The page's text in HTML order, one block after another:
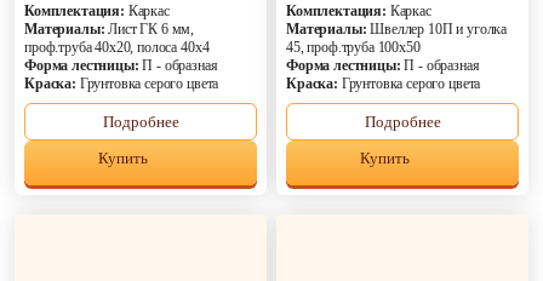
Комплектация: Каркас
Материалы: Лист ГК 6 мм,
проф.труба 40х20, полоса 40х4
Форма лестницы: П - образная
Краска: Грунтовка серого цвета
Подробнее
Купить
Комплектация: Каркас
Материалы: Швеллер 10П и уголка
45, проф.труба 100х50
Форма лестницы: П - образная
Краска: Грунтовка серого цвета
Подробнее
Купить